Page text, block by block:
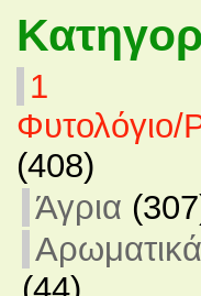
1
Φυτολόγιο/
(408)
Άγρια